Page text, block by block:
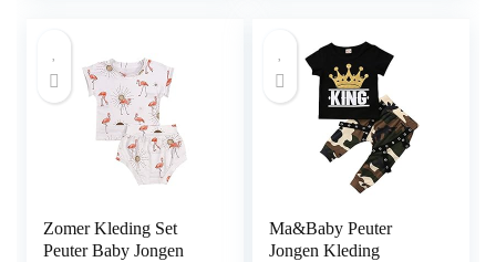
Zomer Kleding Set
Peuter Baby Jongen
Ma&Baby Peuter
Jongen Kleding